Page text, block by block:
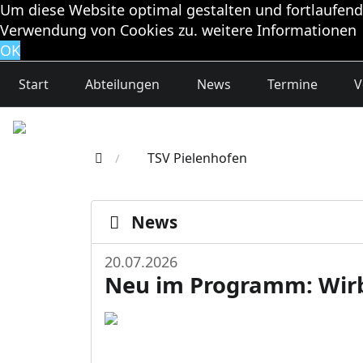
Um diese Website optimal gestalten und
Verwendung von Cookies zu. weitere Informationen
OK
Start Abteilungen News Termine
/ TSV Pielenhofen
News
20.07.2026
Neu im Programm: